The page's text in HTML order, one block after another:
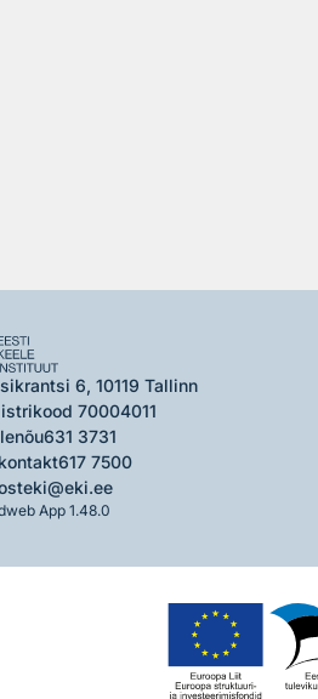
6, 10119 Tallinn
70004011
631 3731
617 7500
eki@eki.ee
App 1.48.0